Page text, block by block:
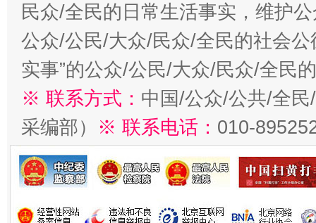
民众/全民的日常生活事实，维护
公众/公民/大众/民众/全民的社会公
实事”的公众/公民/大众/民众/全民
※ 联系方式： 中国/公众/公共/全
采编部） ※ 联系电话： 010-